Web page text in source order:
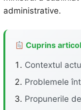
administrative.
Cuprins articol
Contextul
Problemele
Propunerile